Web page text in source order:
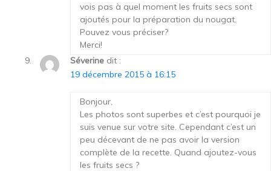
vois pas à quel moment les fruits secs sont
ajoutés pour la préparation du nougat.
Pouvez vous préciser?
Merci!
Séverine dit :
19 décembre 2015 à 16:15
Bonjour,
Les photos sont superbes et c’est pourquoi je
suis venue sur votre site. Cependant c’est un
peu décevant de ne pas avoir la version
complète de la recette. Quand ajoutez-vous
les fruits secs ?